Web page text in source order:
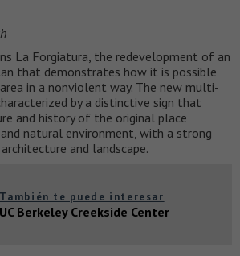
La Forgiatura, the redevelopment of an
that demonstrates how it is possible
in a nonviolent way. The new multi-
by a distinctive sign that
and history of the original place
natural environment, with a strong
and landscape.
También te puede interesar
UC Berkeley Creekside Center